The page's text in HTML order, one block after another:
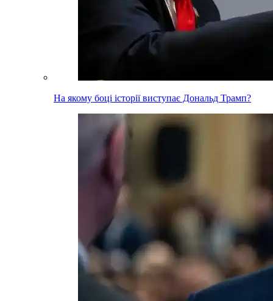
На якому боці історії виступає Дональд Трамп?